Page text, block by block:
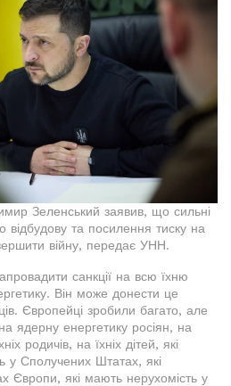
Зеленський заявив, що сильні
відбудову та посилення тиску на
війну, передає УНН.
санкції на всю їхню
Він може донести це
Європейці зробили багато, але
ядерну енергетику росіян, на
родичів, на їхніх дітей, які
у Сполучених Штатах, які
Європи, які мають нерухомість у